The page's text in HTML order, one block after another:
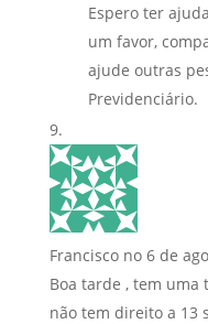
Espero ter
um favor,
ajude outras
Previdenciário.
Francisco no 6 de
Boa tarde , tem uma
não tem direito a 13